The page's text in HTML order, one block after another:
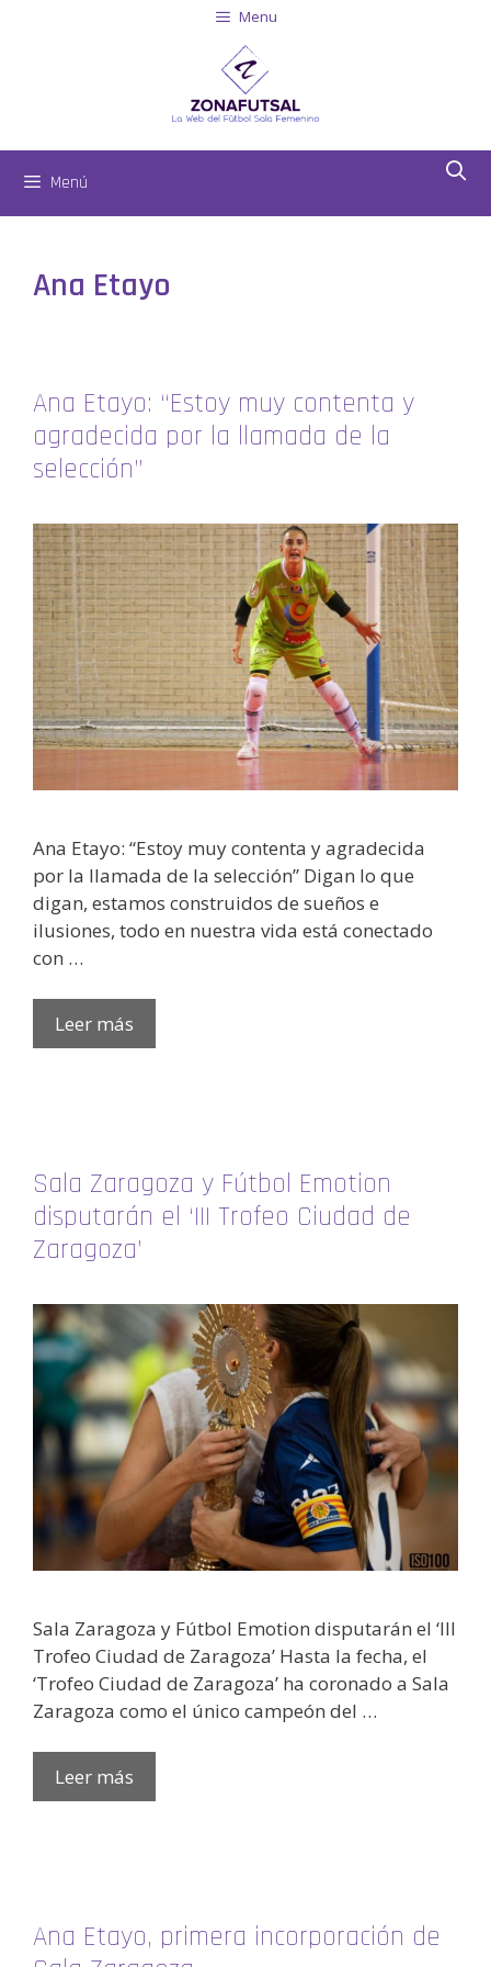
Menu
Menú
Ana Etayo
Ana Etayo: “Estoy muy contenta y
agradecida por la llamada de la
selección”
Ana Etayo: “Estoy muy contenta y agradecida
por la llamada de la selección” Digan lo que
digan, estamos construidos de sueños e
ilusiones, todo en nuestra vida está conectado
con …
Leer más
Sala Zaragoza y Fútbol Emotion
disputarán el ‘III Trofeo Ciudad de
Zaragoza’
Sala Zaragoza y Fútbol Emotion disputarán el ‘III
Trofeo Ciudad de Zaragoza’ Hasta la fecha, el
‘Trofeo Ciudad de Zaragoza’ ha coronado a Sala
Zaragoza como el único campeón del …
Leer más
Ana Etayo, primera incorporación de